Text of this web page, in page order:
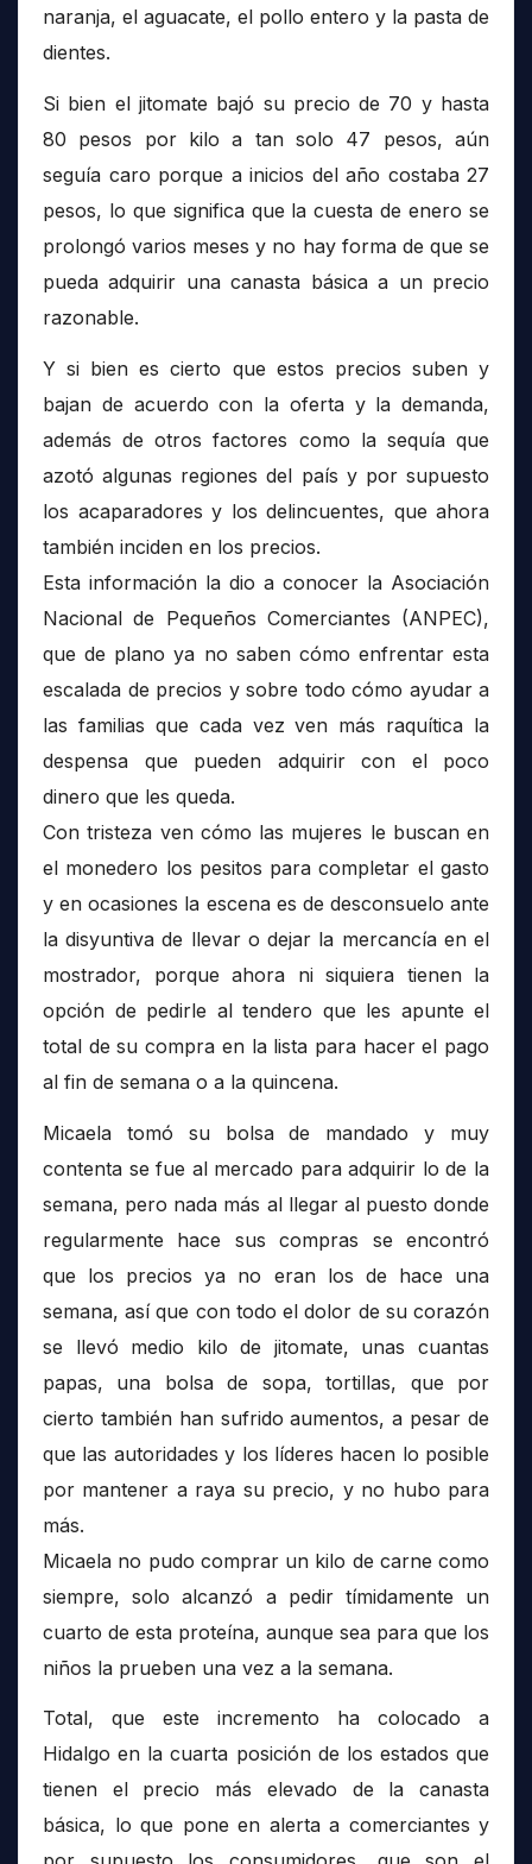
naranja, el aguacate, el pollo entero y la pasta de
dientes.
Si bien el jitomate bajó su precio de 70 y hasta
80 pesos por kilo a tan solo 47 pesos, aún
seguía caro porque a inicios del año costaba 27
pesos, lo que significa que la cuesta de enero se
prolongó varios meses y no hay forma de que se
pueda adquirir una canasta básica a un precio
razonable.
Y si bien es cierto que estos precios suben y
bajan de acuerdo con la oferta y la demanda,
además de otros factores como la sequía que
azotó algunas regiones del país y por supuesto
los acaparadores y los delincuentes, que ahora
también inciden en los precios.
Esta información la dio a conocer la Asociación
Nacional de Pequeños Comerciantes (ANPEC),
que de plano ya no saben cómo enfrentar esta
escalada de precios y sobre todo cómo ayudar a
las familias que cada vez ven más raquítica la
despensa que pueden adquirir con el poco
dinero que les queda.
Con tristeza ven cómo las mujeres le buscan en
el monedero los pesitos para completar el gasto
y en ocasiones la escena es de desconsuelo ante
la disyuntiva de llevar o dejar la mercancía en el
mostrador, porque ahora ni siquiera tienen la
opción de pedirle al tendero que les apunte el
total de su compra en la lista para hacer el pago
al fin de semana o a la quincena.
Micaela tomó su bolsa de mandado y muy
contenta se fue al mercado para adquirir lo de la
semana, pero nada más al llegar al puesto donde
regularmente hace sus compras se encontró
que los precios ya no eran los de hace una
semana, así que con todo el dolor de su corazón
se llevó medio kilo de jitomate, unas cuantas
papas, una bolsa de sopa, tortillas, que por
cierto también han sufrido aumentos, a pesar de
que las autoridades y los líderes hacen lo posible
por mantener a raya su precio, y no hubo para
más.
Micaela no pudo comprar un kilo de carne como
siempre, solo alcanzó a pedir tímidamente un
cuarto de esta proteína, aunque sea para que los
niños la prueben una vez a la semana.
Total, que este incremento ha colocado a
Hidalgo en la cuarta posición de los estados que
tienen el precio más elevado de la canasta
básica, lo que pone en alerta a comerciantes y